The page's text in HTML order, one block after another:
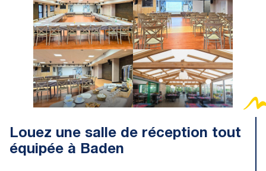
Nombreusesactivités sur place ou à
proximité
Louez une salle de réception tout
équipée à Baden